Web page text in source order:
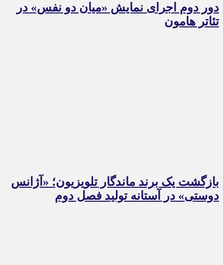
دور دوم اجرای نمایش «میان دو نفس» در
تئاتر هامون
بازگشت یک برند ماندگار تلویزیون؛ «آژانس
دوستی» در آستانه تولید فصل دوم